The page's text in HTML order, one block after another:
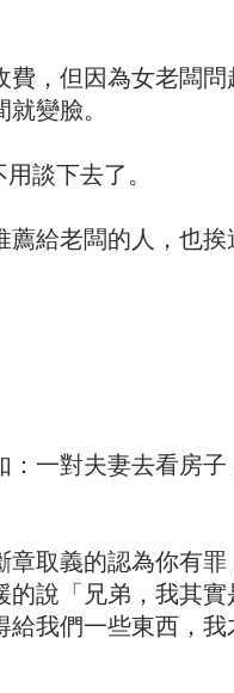
，但因為女老闆
變臉。
談下去了。
給老闆的人，也
一對夫妻去看房
取義的認為你有罪
說「兄弟，我其
我們一些東西，